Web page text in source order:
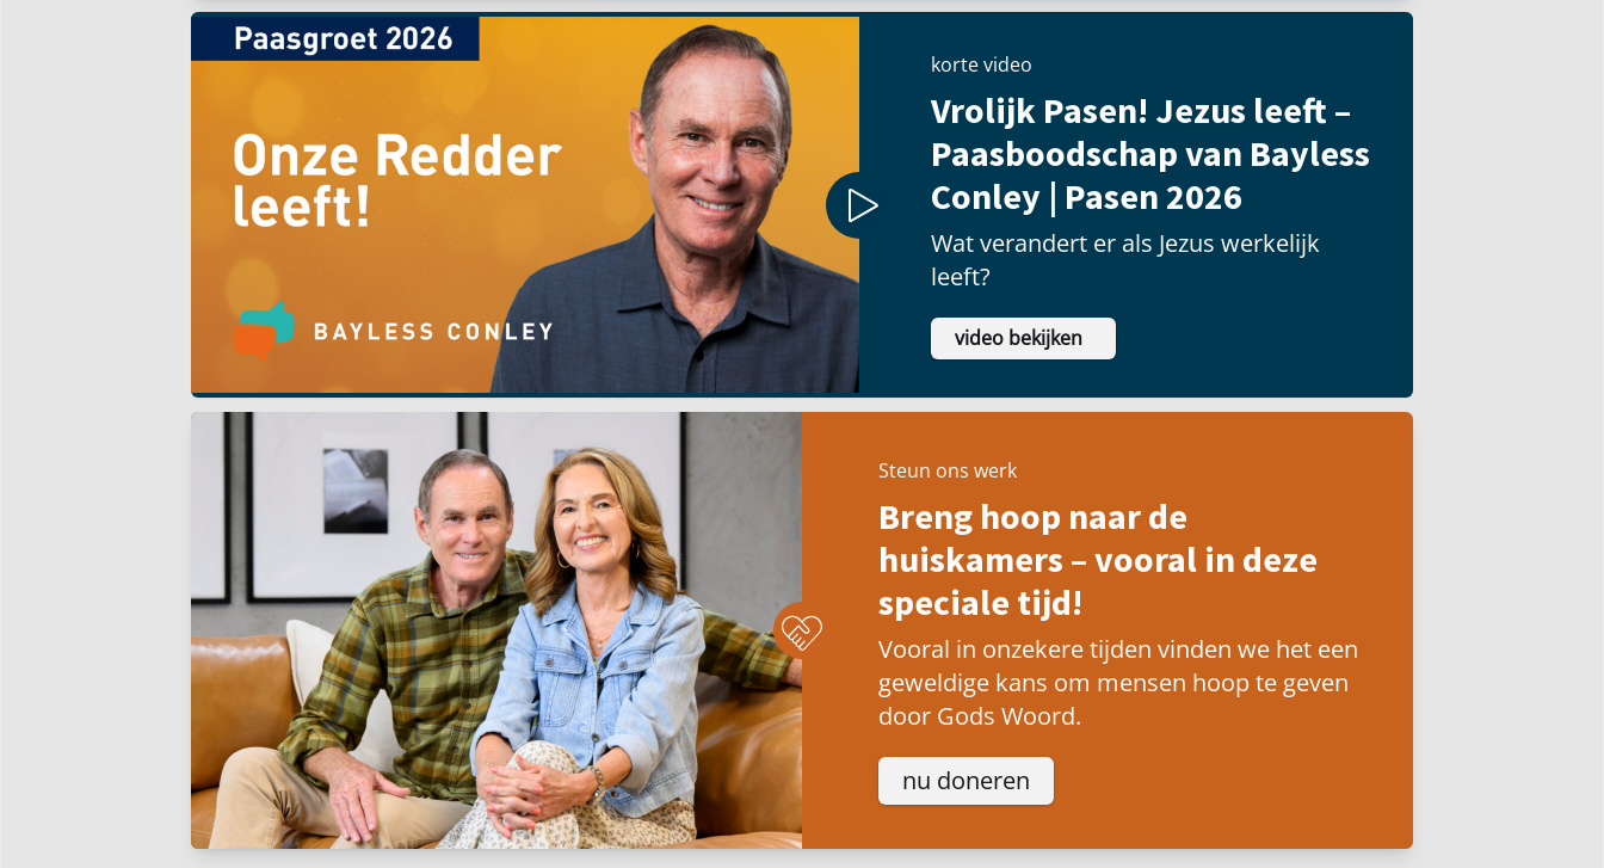
korte video
Vrolijk Pasen! Jezus leeft –
Paasboodschap van Bayless
Conley | Pasen 2026
Wat verandert er als Jezus werkelijk
leeft?
video bekijken
Steun ons werk
Breng hoop naar de
huiskamers – vooral in deze
speciale tijd!
Vooral in onzekere tijden vinden we het een
geweldige kans om mensen hoop te geven
door Gods Woord.
nu doneren